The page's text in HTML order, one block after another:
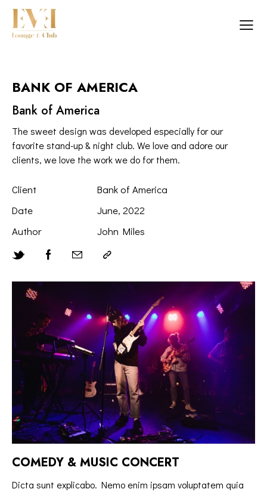
BANK OF AMERICA
Bank of America
The sweet design was developed especially for our
favorite stand-up & night club. We love and adore our
clients, we love the work we do for them.
Client
Bank of America
Date
June, 2022
Author
John Miles
COMEDY & MUSIC CONCERT
Dicta sunt explicabo. Nemo enim ipsam voluptatem quia